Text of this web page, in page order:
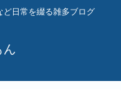
ど日常を綴る雑多ブログ
ん